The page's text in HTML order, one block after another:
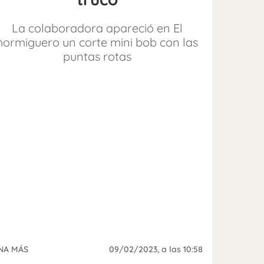
La colaboradora apareció en El
un corte mini bob con las
puntas rotas
MÁS 09/02/2023, a las 10:58